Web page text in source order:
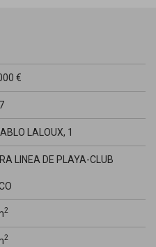
€
LALOUX, 1
LINEA DE PLAYA-CLUB
2
2